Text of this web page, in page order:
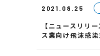
2021.08.25
【ニュースリリ
ス業向け飛沫感